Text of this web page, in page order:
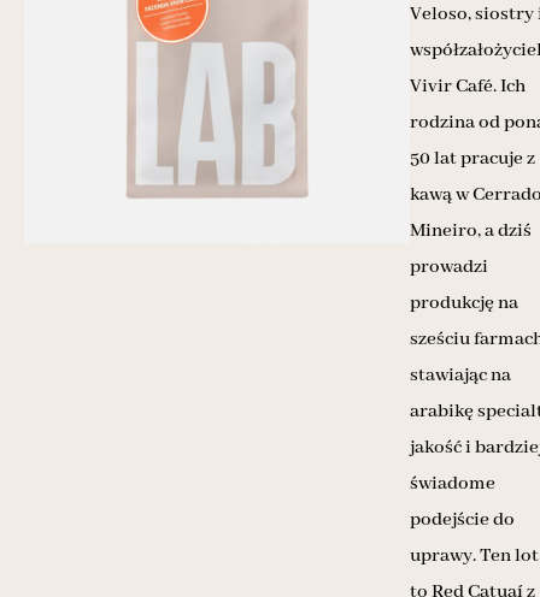
Veloso, siostry
Vivir Café. Ich
rodzina od
50 lat pracuje z
kawą w
Mineiro, a dziś
prowadzi
produkcję na
sześciu
stawiając na
arabikę
jakość i
świadome
podejście do
uprawy. Ten lot
to Red Catuaí z